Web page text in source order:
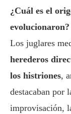
¿Cuál es el
evolucionaron?
Los juglares
herederos
los histriones,
destacaban por
improvisación,